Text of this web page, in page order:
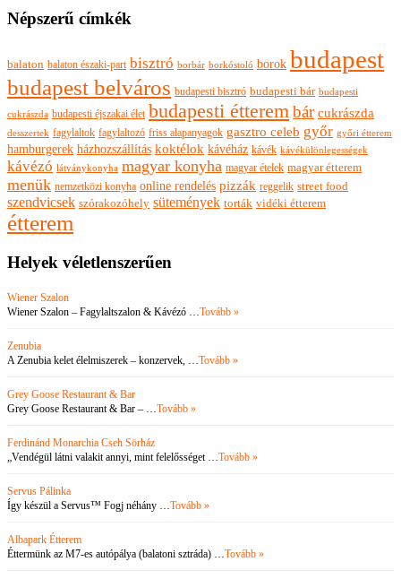
Népszerű címkék
balaton balaton északi-part bisztró borbár borkóstoló borok budapest
budapest belváros budapesti bisztró budapesti bár budapesti
cukrászda budapesti éjszakai élet budapesti étterembár cukrászda
desszertek fagylaltok fagylaltozó friss alapanyagok gasztro celeb győr győri étterem
hamburgerek házhozszállítás koktélok kávéház kávék kávékülönlegességek
kávézó látványkonyha magyar konyha magyar ételek magyar étterem
menük nemzetközi konyha online rendelés pizzák reggelik street food
szendvicsek szórakozóhely sütemények torták vidéki étterem
étterem
Helyek véletlenszerűen
Wiener Szalon
Wiener Szalon – Fagylaltszalon & Kávézó …Tovább »
Zenubia
A Zenubia kelet élelmiszerek – konzervek, …Tovább »
Grey Goose Restaurant & Bar
Grey Goose Restaurant & Bar – …Tovább »
Ferdinánd Monarchia Cseh Sörház
„Vendégül látni valakit annyi, mint felelősséget …Tovább »
Servus Pálinka
Így készül a Servus™ Fogj néhány …Tovább »
Albapark Étterem
Éttermünk az M7-es autópálya (balatoni sztráda) …Tovább »